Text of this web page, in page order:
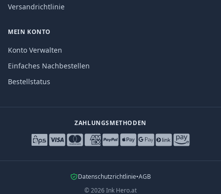
Versandrichtlinie
MEIN KONTO
Konto Verwalten
Einfaches Nachbestellen
Bestellstatus
ZAHLUNGSMETHODEN
Datenschutzrichtlinie•AGB
©2026Ink Hero.at